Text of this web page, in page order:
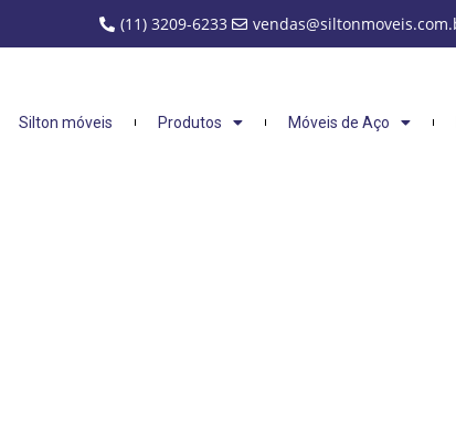
(11) 3209-6233
Silton móveis Produtos Móveis de Aço